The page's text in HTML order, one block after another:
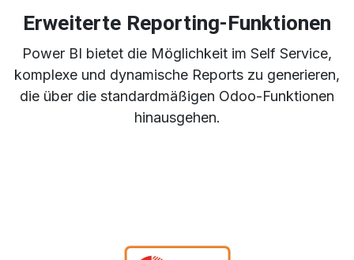
Erweiterte Reporting-Funktionen
Power BI bietet die Möglichkeit im Self Service,
komplexe und dynamische Reports zu generieren,
die über die standardmäßigen Odoo-Funktionen
hinausgehen.